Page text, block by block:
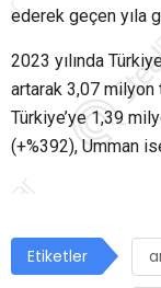
ederek geçen yıla
2023 yılında
artarak 3,07 milyon
Türkiye’ye 1,39
(+%392), Umman
Etiketler